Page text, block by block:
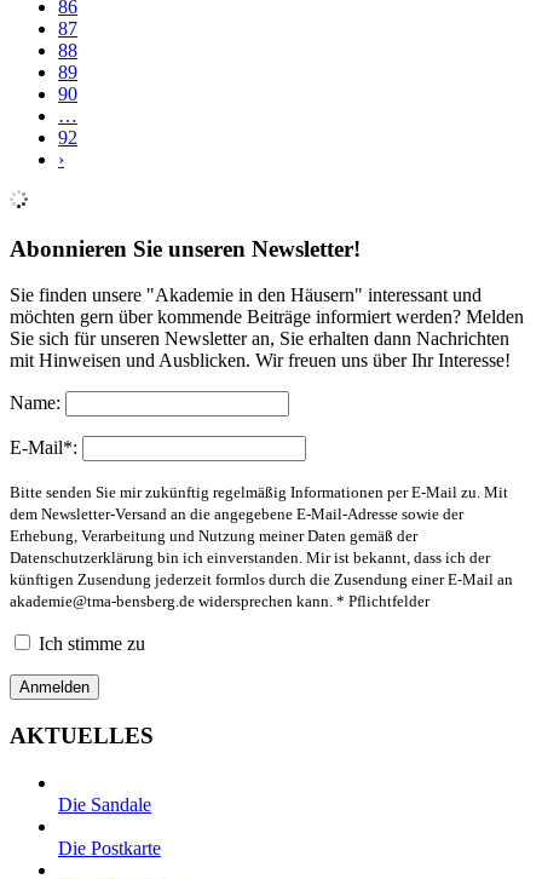
86
87
88
89
90
…
92
›
Abonnieren Sie unseren Newsletter!
Sie finden unsere "Akademie in den Häusern" interessant und
möchten gern über kommende Beiträge informiert werden? Melden
Sie sich für unseren Newsletter an, Sie erhalten dann Nachrichten
mit Hinweisen und Ausblicken. Wir freuen uns über Ihr Interesse!
Name:
E-Mail*:
Bitte senden Sie mir zukünftig regelmäßig Informationen per E-Mail zu. Mit
dem Newsletter-Versand an die angegebene E-Mail-Adresse sowie der
Erhebung, Verarbeitung und Nutzung meiner Daten gemäß der
Datenschutzerklärung bin ich einverstanden. Mir ist bekannt, dass ich der
künftigen Zusendung jederzeit formlos durch die Zusendung einer E-Mail an
akademie@tma-bensberg.de widersprechen kann. * Pflichtfelder
Ich stimme zu
AKTUELLES
Die Sandale
Die Postkarte